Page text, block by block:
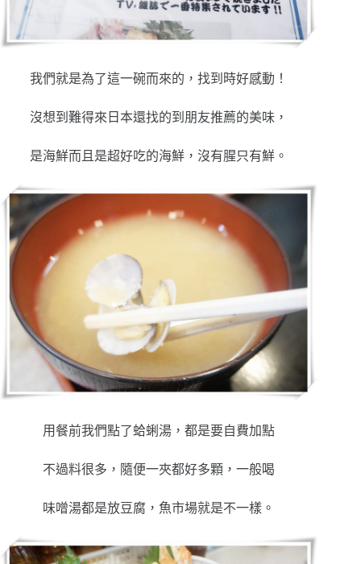
我們就是為了這一碗而來的，找到時好感動！
沒想到難得來日本還找的到朋友推薦的美味，
是海鮮而且是超好吃的海鮮，沒有腥只有鮮。
用餐前我們點了蛤蜊湯，都是要自費加點
不過料很多，隨便一夾都好多顆，一般喝
味噌湯都是放豆腐，魚市場就是不一樣。